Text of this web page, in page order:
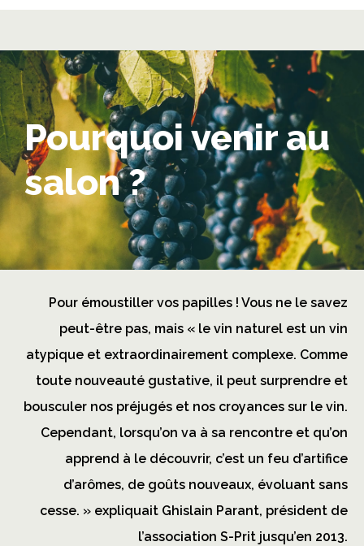
Pourquoi venir au
salon ?
Pour émoustiller vos papilles ! Vous ne le savez
peut-être pas, mais « le vin naturel est un vin
atypique et extraordinairement complexe. Comme
toute nouveauté gustative, il peut surprendre et
bousculer nos préjugés et nos croyances sur le vin.
Cependant, lorsqu’on va à sa rencontre et qu’on
apprend à le découvrir, c’est un feu d’artifice
d’arômes, de goûts nouveaux, évoluant sans
cesse. » expliquait Ghislain Parant, président de
l’association S-Prit jusqu’en 2013.